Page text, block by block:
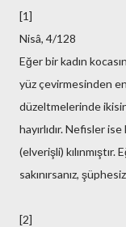
[1]
Nisâ, 4/128
Eğer bir kadın
yüz çevirmesinden
düzeltmelerinde
hayırlıdır. Nefisler
(elverişli)
sakınırsanız,
[2]